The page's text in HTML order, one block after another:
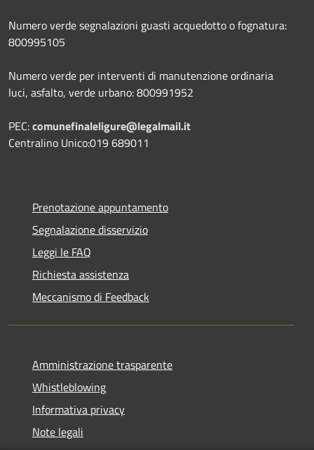
Numero verde segnalazioni guasti acquedotto o fognatura:
800995105
Numero verde per interventi di manutenzione ordinaria
luci, asfalto, verde urbano: 800991952
PEC:comunefinaleligure@legalmail.it
Centralino Unico:019 689011
Prenotazione appuntamento
Segnalazione disservizio
Leggi le FAQ
Richiesta assistenza
Meccanismo di Feedback
Amministrazione trasparente
Whistleblowing
Informativa privacy
Note legali